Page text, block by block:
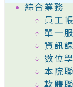
綜合業務
員工
單一
資訊
數位
本院
軟體